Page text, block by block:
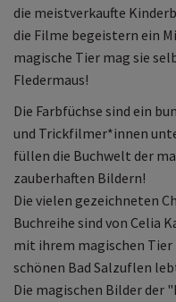
die meistverkaufte
die Filme begeistern ein
magische Tier mag sie
Fledermaus!
Die Farbfüchse sind ein
und Trickfilmer*innen
füllen die Buchwelt der
zauberhaften Bildern!
Die vielen gezeichneten
Buchreihe sind von Celia
mit ihrem magischen Tier
schönen Bad Salzuflen
Die magischen Bilder der